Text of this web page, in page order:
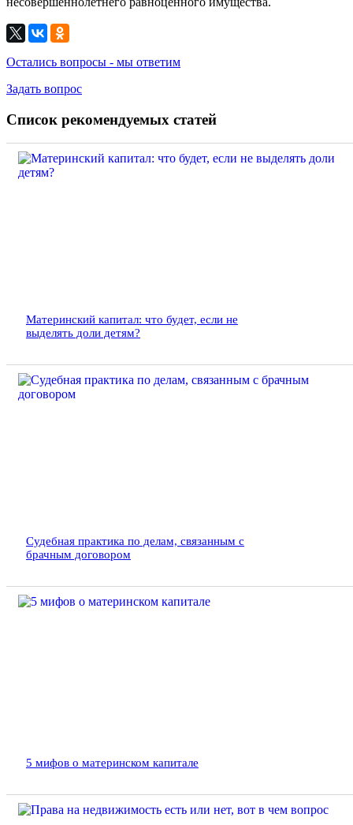
Остались вопросы - мы ответим
Задать вопрос
Список рекомендуемых статей
Материнский капитал: что будет, если не
выделять доли детям?
Судебная практика по делам, связанным с
брачным договором
5 мифов о материнском капитале